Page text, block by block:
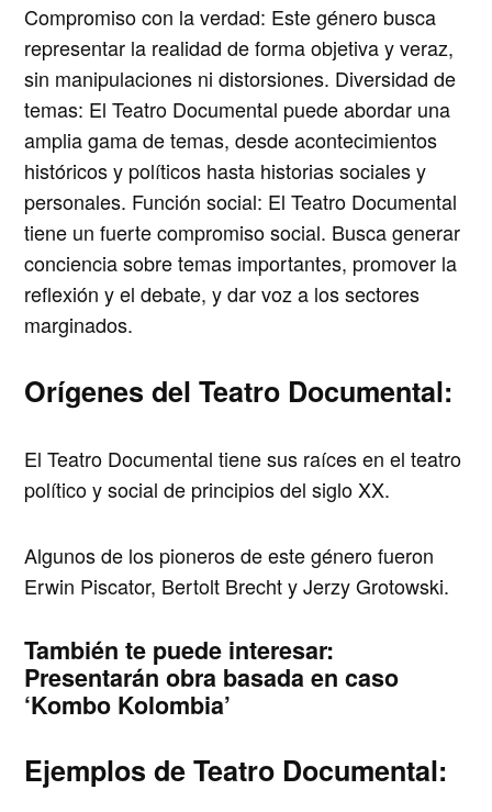
Compromiso con la verdad: Este género busca
representar la realidad de forma objetiva y veraz,
sin manipulaciones ni distorsiones. Diversidad de
temas: El Teatro Documental puede abordar una
amplia gama de temas, desde acontecimientos
históricos y políticos hasta historias sociales y
personales. Función social: El Teatro Documental
tiene un fuerte compromiso social. Busca generar
conciencia sobre temas importantes, promover la
reflexión y el debate, y dar voz a los sectores
marginados.
Orígenes del Teatro Documental:
El Teatro Documental tiene sus raíces en el teatro
político y social de principios del siglo XX.
Algunos de los pioneros de este género fueron
Erwin Piscator, Bertolt Brecht y Jerzy Grotowski.
También te puede interesar:
Presentarán obra basada en caso
‘Kombo Kolombia’
Ejemplos de Teatro Documental: